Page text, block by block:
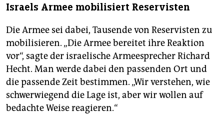
Israels Armee mobilisiert Reservisten
Die Armee sei dabei, Tausende von Reservisten zu
mobilisieren. „Die Armee bereitet ihre Reaktion
vor“, sagte der israelische Armeesprecher Richard
Hecht. Man werde dabei den passenden Ort und
die passende Zeit bestimmen. „Wir verstehen, wie
schwerwiegend die Lage ist, aber wir wollen auf
bedachte Weise reagieren.“